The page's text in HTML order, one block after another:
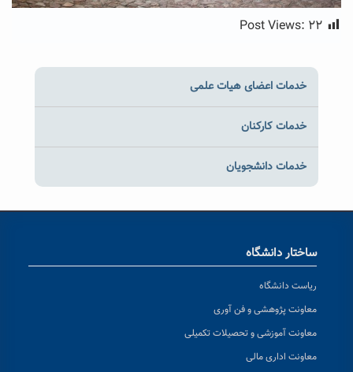
Post Views: ۲۲
خدمات اعضای هیات علمی
خدمات کارکنان
خدمات دانشجویان
ساختار دانشگاه
ریاست دانشگاه
معاونت پژوهشی و فن آوری
معاونت آموزشی و تحصیلات تکمیلی
معاونت اداری مالی